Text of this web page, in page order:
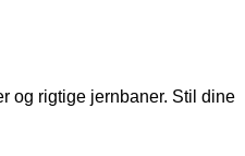
og rigtige jernbaner. Stil dine